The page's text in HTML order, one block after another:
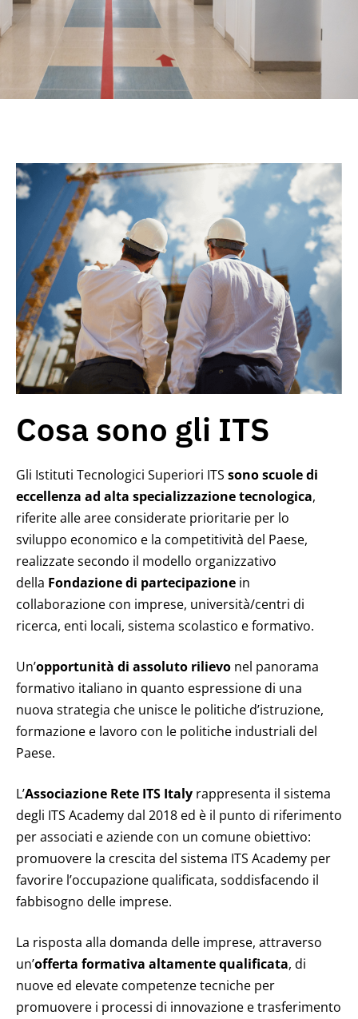
Cosa sono gli ITS
Gli Istituti Tecnologici Superiori ITS sono scuole di
eccellenza ad alta specializzazione tecnologica,
riferite alle aree considerate prioritarie per lo
sviluppo economico e la competitività del Paese,
realizzate secondo il modello organizzativo
della Fondazione di partecipazione in
collaborazione con imprese, università/centri di
ricerca, enti locali, sistema scolastico e formativo.
Un’opportunità di assoluto rilievo nel panorama
formativo italiano in quanto espressione di una
nuova strategia che unisce le politiche d’istruzione,
formazione e lavoro con le politiche industriali del
Paese.
L’Associazione Rete ITS Italy rappresenta il sistema
degli ITS Academy dal 2018 ed è il punto di riferimento
per associati e aziende con un comune obiettivo:
promuovere la crescita del sistema ITS Academy per
favorire l’occupazione qualificata, soddisfacendo il
fabbisogno delle imprese.
La risposta alla domanda delle imprese, attraverso
un’offerta formativa altamente qualificata, di
nuove ed elevate competenze tecniche per
promuovere i processi di innovazione e trasferimento